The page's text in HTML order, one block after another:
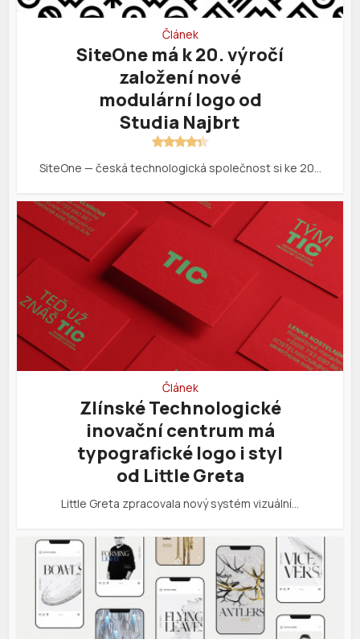
Článek
SiteOne má k 20. výročí
založení nové
modulární logo od
Studia Najbrt
SiteOne — česká technologická společnost si ke 20…
Článek
Zlínské Technologické
inovační centrum má
typografické logo i styl
od Little Greta
Little Greta zpracovala nový systém vizuální…